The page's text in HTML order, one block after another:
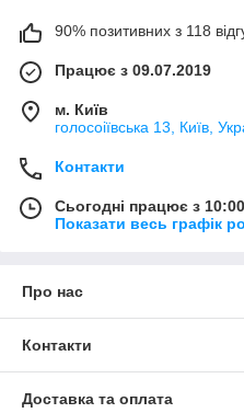
90% позитивних з 118
Працює з 09.07.2019
м. Київ
голосоіївська 13, Київ,
Контакти
Сьогодні працює з
Показати весь графік
Про нас
Контакти
Доставка та оплата